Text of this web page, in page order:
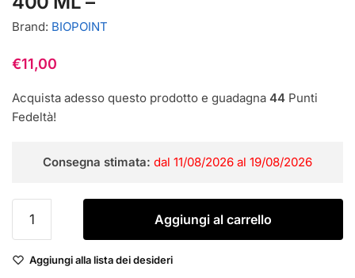
Brand: BIOPOINT
€11,00
Acquista adesso questo prodotto e guadagna 44 Punti
Fedeltà!
Consegna stimata: dal 11/08/2026 al 19/08/2026
Super
Nutriente
Shampoo
Aggiungi al carrello
Aggiungi alla lista dei desideri